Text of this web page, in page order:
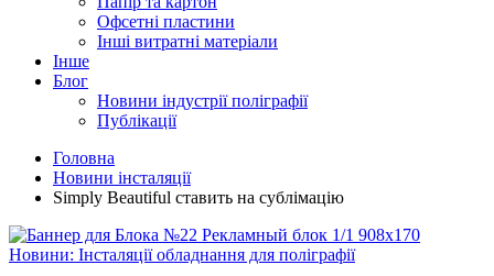
Офсетні пластини
Інші витратні матеріали
Інше
Блог
Новини індустрії поліграфії
Публікації
Головна
Новини інсталяції
Simply Beautiful ставить на сублімацію
Новини: Інсталяції обладнання для поліграфії